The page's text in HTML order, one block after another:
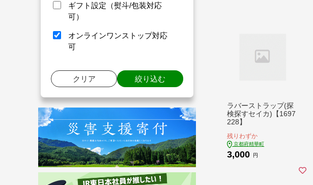
ギフト設定（熨斗/包装対応
可）
オンラインワンストップ対応
可
クリア 絞り込む
ラバーストラップ(探
検探すセイカ)【1697
228】
残りわずか
京都府精華町
3,000 円